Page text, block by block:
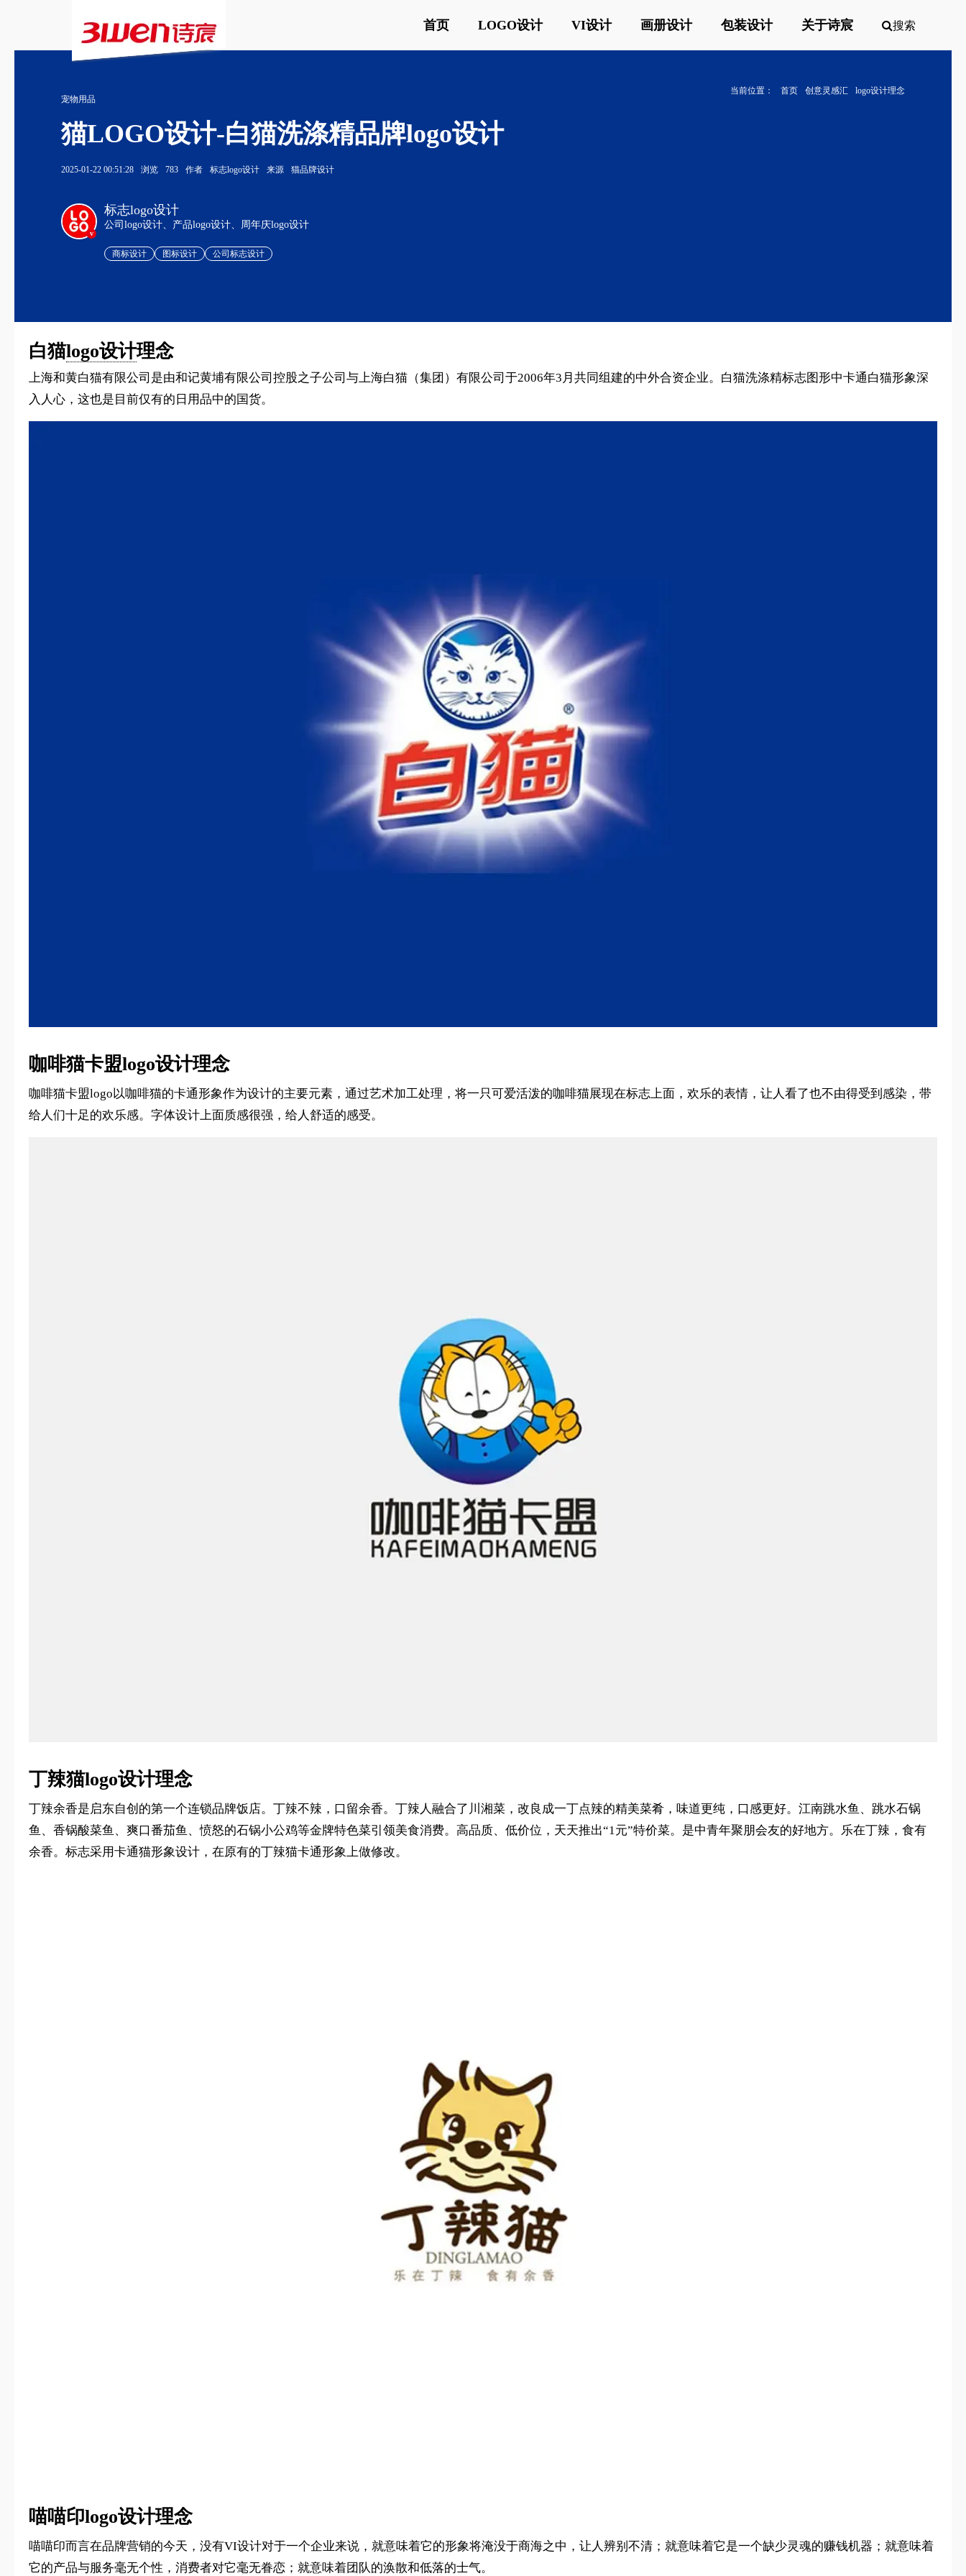
首页 LOGO设计 VI设计 画册设计 包装设计 关于诗宸 搜索
当前位置： 首页 创意灵感汇
logo设计理念
宠物用品
猫LOGO设计-白猫洗涤精品牌logo设计
2025-01-22 00:51:28 浏览 783 作者 标志logo设计 来源 猫品牌设计
v
标志logo设计
公司logo设计、产品logo设计、周年庆logo设计
商标设计 图标设计 公司标志设计
白猫logo设计理念
上海和黄白猫有限公司是由和记黄埔有限公司控股之子公司与上海白猫（集团）有限公司于2006年3月共同组建的中外合资企业。白猫洗涤精标志图形中卡通白猫形象深
入人心，这也是目前仅有的日用品中的国货。
咖啡猫卡盟logo设计理念
咖啡猫卡盟logo以咖啡猫的卡通形象作为设计的主要元素，通过艺术加工处理，将一只可爱活泼的咖啡猫展现在标志上面，欢乐的表情，让人看了也不由得受到感染，带
给人们十足的欢乐感。字体设计上面质感很强，给人舒适的感受。
丁辣猫logo设计理念
丁辣余香是启东自创的第一个连锁品牌饭店。丁辣不辣，口留余香。丁辣人融合了川湘菜，改良成一丁点辣的精美菜肴，味道更纯，口感更好。江南跳水鱼、跳水石锅
鱼、香锅酸菜鱼、爽口番茄鱼、愤怒的石锅小公鸡等金牌特色菜引领美食消费。高品质、低价位，天天推出“1元”特价菜。是中青年聚朋会友的好地方。乐在丁辣，食有
余香。标志采用卡通猫形象设计，在原有的丁辣猫卡通形象上做修改。
喵喵印logo设计理念
喵喵印而言在品牌营销的今天，没有VI设计对于一个企业来说，就意味着它的形象将淹没于商海之中，让人辨别不清；就意味着它是一个缺少灵魂的赚钱机器；就意味着
它的产品与服务毫无个性，消费者对它毫无眷恋；就意味着团队的涣散和低落的士气。